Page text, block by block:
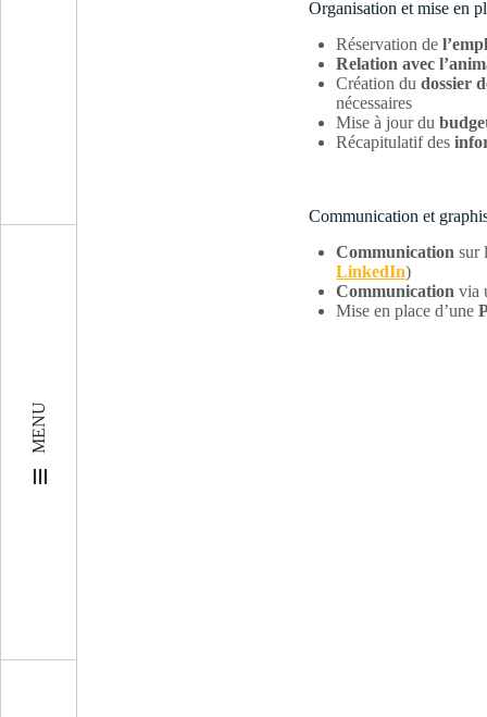
MENU
Organisation et mise en
Réservation de
Relation avec
Création dudossier
nécessaires
Mise à jour du
Récapitulatif des
Communication et
Communicationsur
LinkedIn)
Communication via
Mise en place d’une